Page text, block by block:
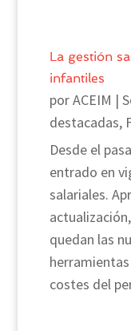
La gestión
infantiles
porACEIM |
destacadas,
Desde el
entrado en
salariales.
quedan las
costes del